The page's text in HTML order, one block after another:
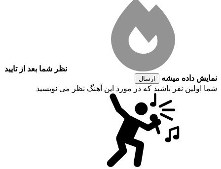
نظر شما بعد از تایید
نمایش داده میشه
ارسال
شما اولین نفر باشید که در مورد این آهنگ نظر می نویسید